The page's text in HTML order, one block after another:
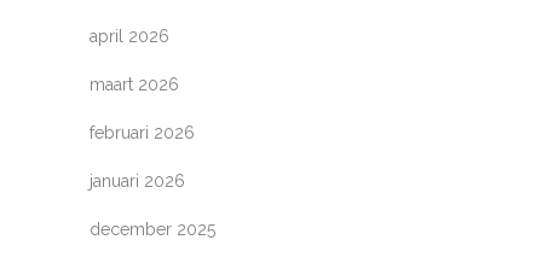
april 2026
maart 2026
februari 2026
januari 2026
december 2025